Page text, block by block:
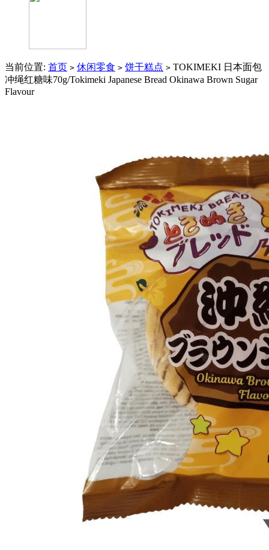
当前位置: 首页 > 休闲零食 > 饼干糕点 > TOKIMEKI 日本面包
冲绳红糖味70g/Tokimeki Japanese Bread Okinawa Brown Sugar
Flavour